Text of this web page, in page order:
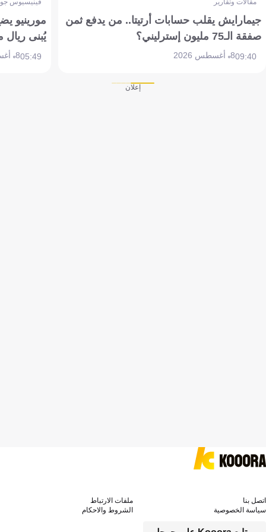
مقالات وتقارير
جيمارايش يقلب حسابات أرتيتا.. من يدفع ثمن
صفقة الـ75 مليون إسترليني؟
09:408 أغسطس 2026
فينيسيوس
مورينيو
يُبنى ريال
05:498 أغسطس 2026
إعلان
اتصل بنا
ملفات الارتباط
سياسة الخصوصية
الشروط والاحكام